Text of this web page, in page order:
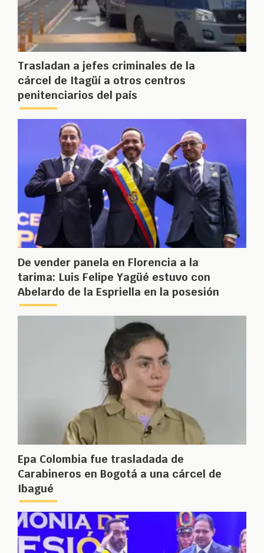
Trasladan a jefes criminales de la
cárcel de Itagüí a otros centros
penitenciarios del país
De vender panela en Florencia a la
tarima: Luis Felipe Yagüé estuvo con
Abelardo de la Espriella en la posesión
Epa Colombia fue trasladada de
Carabineros en Bogotá a una cárcel de
Ibagué